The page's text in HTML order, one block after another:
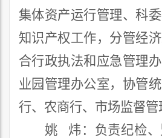
集体资产运行管理、科
知识产权工作， 分管经
合行政执法和 应急管理
业园管理办公室， 协管
行、农商行、 市场监督管
姚
炜： 负责纪检